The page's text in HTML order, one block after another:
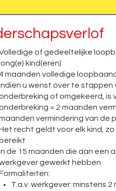
of gedeeltelijke
kind(eren)
maanden volledige
u wenst over te
of omgekeerd, is
= 2 maanden
vermindering van de
recht geldt voor elk kind,
bereikt
de 15 maanden die aan een
gewerkt hebben
T.a.v. werkgever: minstens